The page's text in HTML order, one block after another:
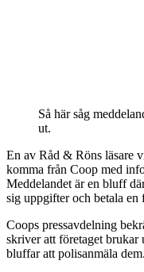
Så här såg
ut.
En av Råd & Röns läsare
komma från Coop med
Meddelandet är en bluff
sig uppgifter och betala en
Coops pressavdelning
skriver att företaget brukar
bluffar att polisanmäla dem.